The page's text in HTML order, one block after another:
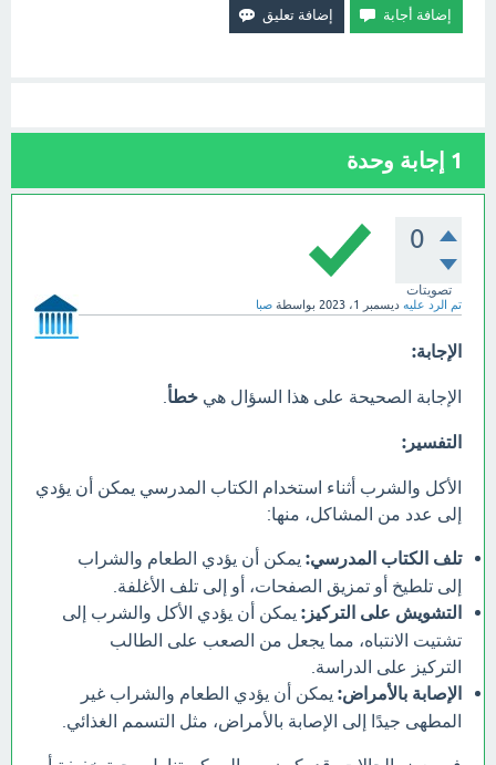
1 إجابة وحدة
0
تصويتات
تم الرد عليه ديسمبر 1، 2023 بواسطة صبا
الإجابة:
الإجابة الصحيحة على هذا السؤال هي خطأ
التفسير:
الأكل والشرب أثناء استخدام الكتاب المدرسي يمكن أن يؤدي
إلى عدد من المشاكل، منها:
تلف الكتاب المدرسي: يمكن أن يؤدي الطعام والشراب
إلى تلطيخ أو تمزيق الصفحات، أو إلى تلف الأغلفة.
التشويش على التركيز: يمكن أن يؤدي الأكل والشرب إلى
تشتيت الانتباه، مما يجعل من الصعب على الطالب
التركيز على الدراسة.
الإصابة بالأمراض: يمكن أن يؤدي الطعام والشراب غير
المطهى جيدًا إلى الإصابة بالأمراض، مثل التسمم الغذائي.